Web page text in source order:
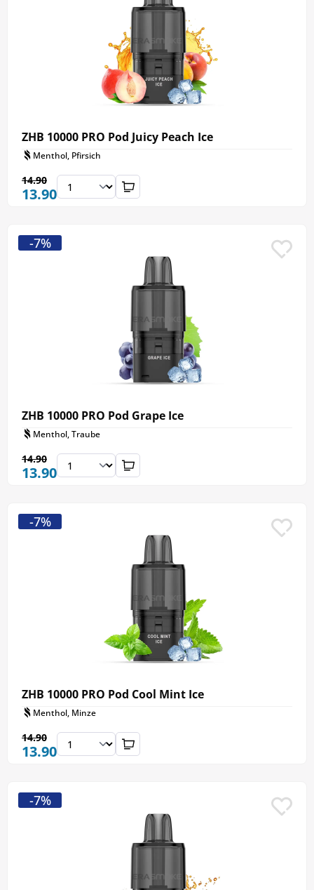
ZHB 10000 PRO Pod Juicy Peach Ice
Menthol, Pfirsich
13.90
14.90
ZHB 10000 PRO Pod Grape Ice
Menthol, Traube
13.90
14.90
-7%
ZHB 10000 PRO Pod Cool Mint Ice
Menthol, Minze
13.90
14.90
-7%
-7%